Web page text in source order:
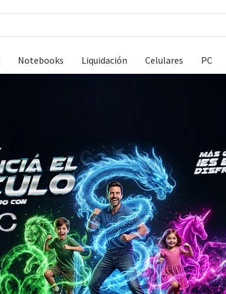
Notebooks Liquidación Celulares PC